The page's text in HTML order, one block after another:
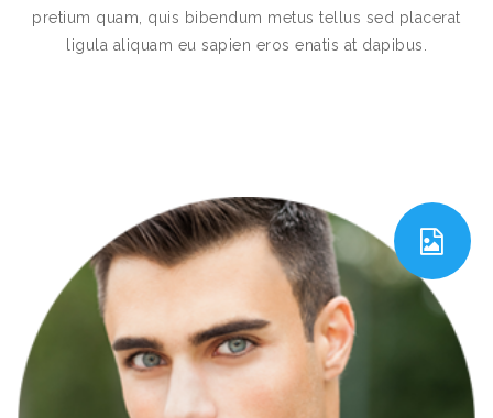
pretium quam, quis bibendum metus tellus sed placerat
ligula aliquam eu sapien eros enatis at dapibus.